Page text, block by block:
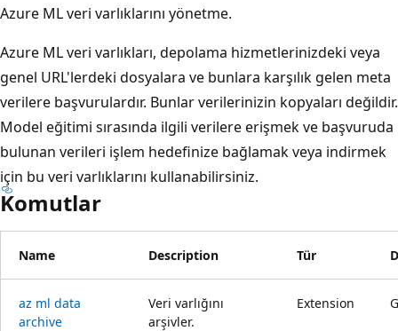
Azure ML veri varlıklarını yönetme.
Azure ML veri varlıkları, depolama hizmetlerinizdeki veya
genel URL'lerdeki dosyalara ve bunlara karşılık gelen meta
verilere başvurulardır. Bunlar verilerinizin kopyaları değildir.
Model eğitimi sırasında ilgili verilere erişmek ve başvuruda
bulunan verileri işlem hedefinize bağlamak veya indirmek
için bu veri varlıklarını kullanabilirsiniz.
Komutlar
Name Description Tür
az ml data
archive
Veri varlığını
arşivler.
Extension